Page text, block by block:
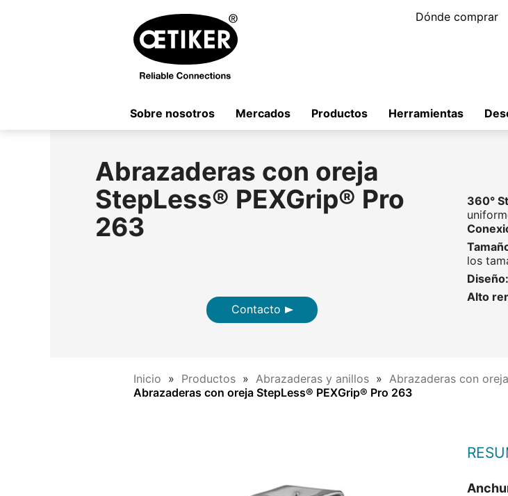
Dónde comprar
Sobre nosotros Mercados Productos Herramientas
Abrazaderas con oreja
StepLess® PEXGrip® Pro
263
Contacto
360°
los
Diseño:
Alto
Inicio Productos Abrazaderas y anillos
Abrazaderas con oreja
Abrazaderas con oreja StepLess® PEXGrip® Pro 263